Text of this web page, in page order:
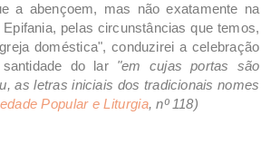
a abençoem, mas não exatamente na
pelas circunstâncias que temos,
doméstica", conduzirei a celebração
do lar "em cujas portas são
as letras iniciais dos tradicionais nomes
Popular e Liturgia, nº 118)